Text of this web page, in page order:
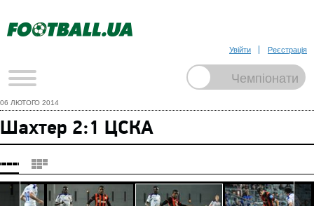
Увійти Реєстрація
06 ЛЮТОГО 2014
Шахтер 2:1 ЦСКА